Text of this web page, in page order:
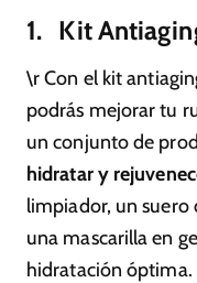
1. Kit
\r Con el kit
podrás mejorar tu
un conjunto de
hidratar y
limpiador, un
una mascarilla en
hidratación óptima.